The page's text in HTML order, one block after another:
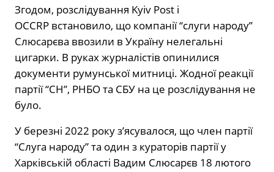
Згодом, розслідування Kyiv Post і
OCCRP встановило, що компанії “слуги народу”
Слюсарєва ввозили в Україну нелегальні
цигарки. В руках журналістів опинилися
документи румунської митниці. Жодної реакції
партії “СН”, РНБО та СБУ на це розслідування не
було.
У березні 2022 року з’ясувалося, що член партії
“Слуга народу” та один з кураторів партії у
Харківській області Вадим Слюсарєв 18 лютого